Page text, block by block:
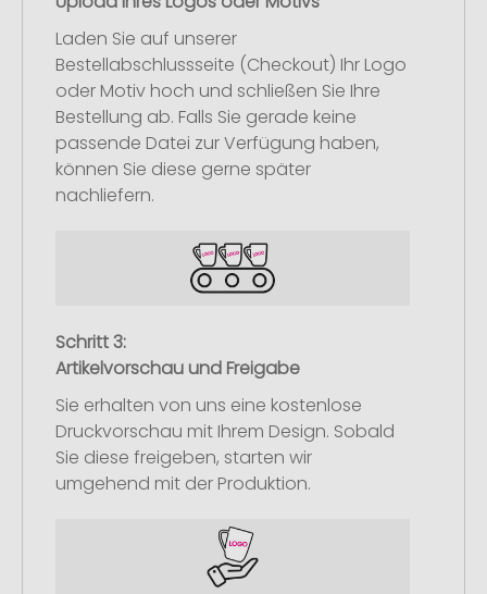
Laden Sie auf unserer
Bestellabschlussseite (Checkout) Ihr Logo
oder Motiv hoch und schließen Sie Ihre
Bestellung ab. Falls Sie gerade keine
passende Datei zur Verfügung haben,
können Sie diese gerne später
nachliefern.
Schritt 3:
Artikelvorschau und Freigabe
Sie erhalten von uns eine kostenlose
Druckvorschau mit Ihrem Design. Sobald
Sie diese freigeben, starten wir
umgehend mit der Produktion.